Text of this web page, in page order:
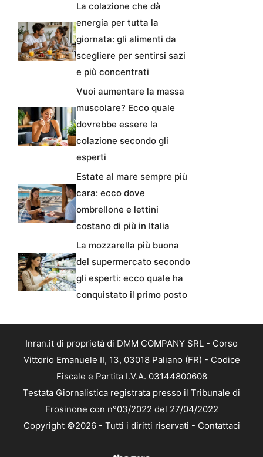
La colazione che dà
energia per tutta la
giornata: gli alimenti da
scegliere per sentirsi sazi
e più concentrati
Vuoi aumentare la massa
muscolare? Ecco quale
dovrebbe essere la
colazione secondo gli
esperti
Estate al mare sempre più
cara: ecco dove
ombrellone e lettini
costano di più in Italia
La mozzarella più buona
del supermercato secondo
gli esperti: ecco quale ha
conquistato il primo posto
Inran.it di proprietà di DMM COMPANY SRL - Corso
Vittorio Emanuele II, 13, 03018 Paliano (FR) - Codice
Fiscale e Partita I.V.A. 03144800608
Testata Giornalistica registrata presso il Tribunale di
Frosinone con n°03/2022 del 27/04/2022
Copyright ©2026 - Tutti i diritti riservati - Contattaci